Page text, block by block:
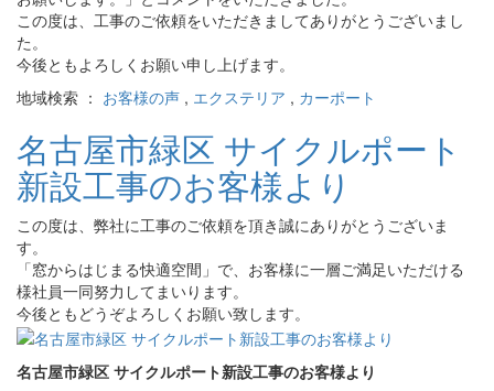
この度は、工事のご依頼をいただきましてありがとうございまし
た。
今後ともよろしくお願い申し上げます。
地域検索 ： お客様の声 , エクステリア , カーポート
名古屋市緑区 サイクルポート
新設工事のお客様より
この度は、弊社に工事のご依頼を頂き誠にありがとうございま
す。
「窓からはじまる快適空間」で、お客様に一層ご満足いただける
様社員一同努力してまいります。
今後ともどうぞよろしくお願い致します。
名古屋市緑区 サイクルポート新設工事のお客様より